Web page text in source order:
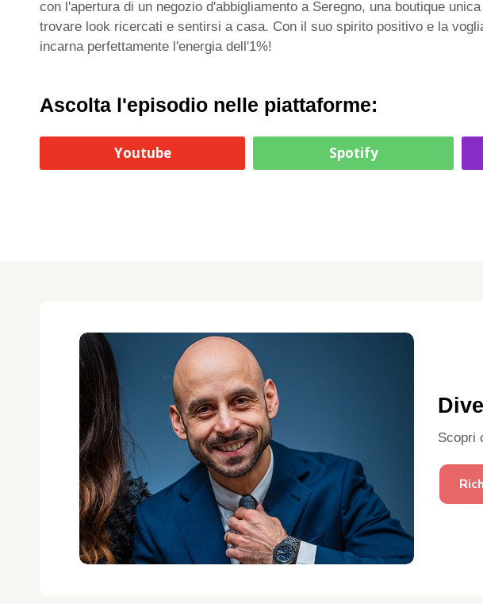
con l'apertura di un negozio d'abbigliamento a Seregno, una boutique
trovare look ricercati e sentirsi a casa. Con il suo spirito positivo e la
incarna perfettamente l'energia dell'1%!
Ascolta l'episodio nelle piattaforme:
Youtube Spotify
Scopri